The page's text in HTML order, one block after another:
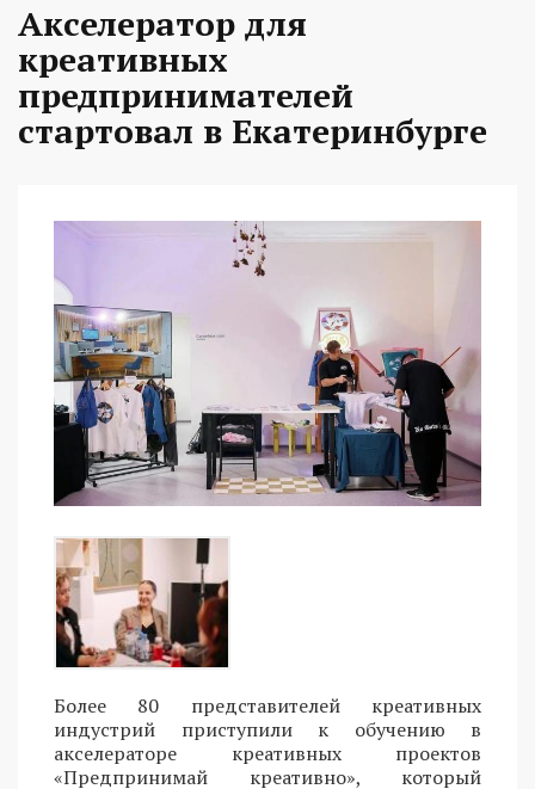
Акселератор для
креативных
предпринимателей
стартовал в Екатеринбурге
Более 80 представителей креативных
индустрий приступили к обучению в
акселераторе креативных проектов
«Предпринимай креативно», который